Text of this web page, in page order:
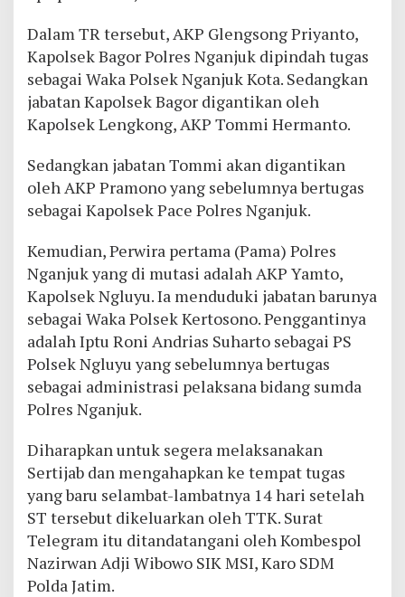
Dalam TR tersebut, AKP Glengsong Priyanto,
Kapolsek Bagor Polres Nganjuk dipindah tugas
sebagai Waka Polsek Nganjuk Kota. Sedangkan
jabatan Kapolsek Bagor digantikan oleh
Kapolsek Lengkong, AKP Tommi Hermanto.
Sedangkan jabatan Tommi akan digantikan
oleh AKP Pramono yang sebelumnya bertugas
sebagai Kapolsek Pace Polres Nganjuk.
Kemudian, Perwira pertama (Pama) Polres
Nganjuk yang di mutasi adalah AKP Yamto,
Kapolsek Ngluyu. Ia menduduki jabatan barunya
sebagai Waka Polsek Kertosono. Penggantinya
adalah Iptu Roni Andrias Suharto sebagai PS
Polsek Ngluyu yang sebelumnya bertugas
sebagai administrasi pelaksana bidang sumda
Polres Nganjuk.
Diharapkan untuk segera melaksanakan
Sertijab dan mengahapkan ke tempat tugas
yang baru selambat-lambatnya 14 hari setelah
ST tersebut dikeluarkan oleh TTK. Surat
Telegram itu ditandatangani oleh Kombespol
Nazirwan Adji Wibowo SIK MSI, Karo SDM
Polda Jatim.